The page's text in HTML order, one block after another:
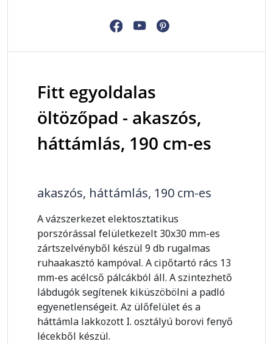
Fitt egyoldalas
öltözőpad - akaszós,
háttámlás, 190 cm-es
akaszós, háttámlás, 190 cm-es
A vázszerkezet elektosztatikus
porszórással felületkezelt 30x30 mm-es
zártszelvényből készül 9 db rugalmas
ruhaakasztó kampóval. A cipőtartó rács 13
mm-es acélcső pálcákból áll. A szintezhető
lábdugók segítenek kiküszöbölni a padló
egyenetlenségeit. Az ülőfelület és a
háttámla lakkozott I. osztályú borovi fenyő
lécekből készül.